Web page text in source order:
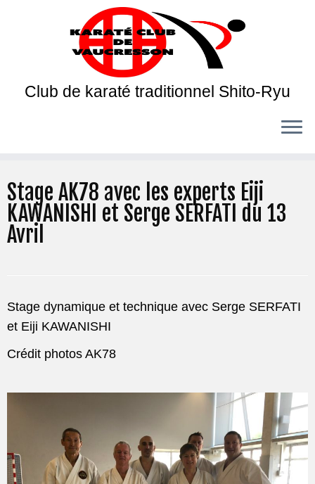
Club de karaté traditionnel Shito-Ryu
Stage AK78 avec les experts Eiji
KAWANISHI et Serge SERFATI du 13
Avril
Stage dynamique et technique avec Serge SERFATI
et Eiji KAWANISHI
Crédit photos AK78